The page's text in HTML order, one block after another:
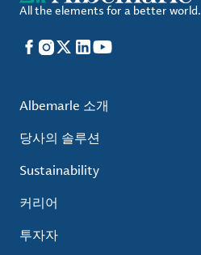
All the elements for a better world.
Facebook
Instagram
X LinkedIn
YouTube
Albemarle 소개
당사의 솔루션
Sustainability
커리어
투자자